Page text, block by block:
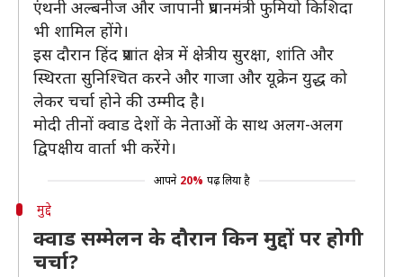
एंथनी अल्बनीज और जापानी प्रधानमंत्री फुमियो किशिदा
भी शामिल होंगे।
इस दौरान हिंद प्रशांत क्षेत्र में क्षेत्रीय सुरक्षा, शांति और
स्थिरता सुनिश्चित करने और गाजा और यूक्रेन युद्ध को
लेकर चर्चा होने की उम्मीद है।
मोदी तीनों क्वाड देशों के नेताओं के साथ अलग-अलग
द्विपक्षीय वार्ता भी करेंगे।
आपने 20% पढ़ लिया है
मुद्दे
क्वाड सम्मेलन के दौरान किन मुद्दों पर होगी
चर्चा?